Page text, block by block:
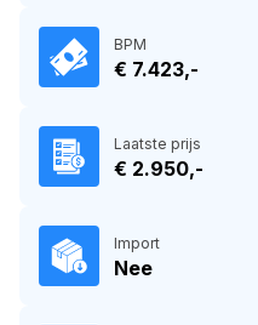
BPM
€ 7.423,-
Laatste prijs
€ 2.950,-
Import
Nee